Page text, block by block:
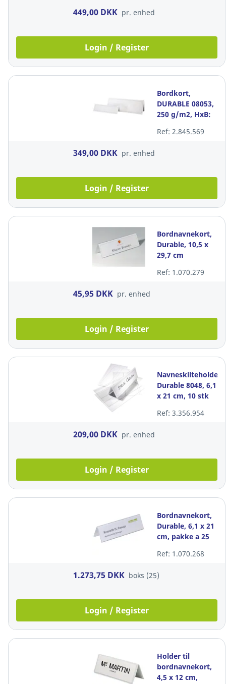
449,00 DKK pr. enhed
Login / Register
Bordkort,
DURABLE 08053,
250 g/m2, HxB:
hvid, pakke med
Ref: 2.845.569
349,00 DKK pr. enhed
Login / Register
Bordnavnekort,
Durable, 10,5 x
29,7 cm
Ref: 1.070.279
45,95 DKK pr. enhed
Login / Register
Navneskilteholder,
Durable 8048, 6,1
x 21 cm, 10 stk
Ref: 3.356.954
209,00 DKK pr. enhed
Login / Register
Bordnavnekort,
Durable, 6,1 x 21
cm, pakke a 25
Ref: 1.070.268
1.273,75 DKK boks (25)
Login / Register
Holder til
bordnavnekort,
4,5 x 12 cm,